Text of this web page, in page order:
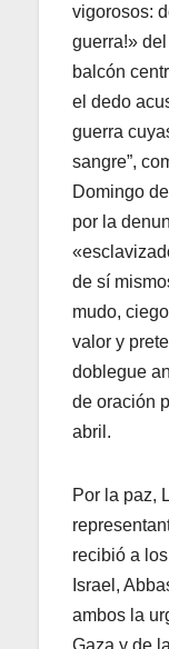
vigorosos:
guerra!»
balcón
el dedo
guerra
sangre”,
Domingo
por la
de sí
mudo,
valor y
doblegue
de oración
abril.
Por la paz,
recibió a
Israel,
ambos la
Gaza y de